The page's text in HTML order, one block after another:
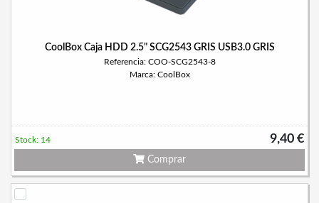
CoolBox Caja HDD 2.5" SCG2543 GRIS USB3.0 GRIS
Referencia: COO-SCG2543-8
Marca: CoolBox
9,40 €
Stock: 14
Comprar